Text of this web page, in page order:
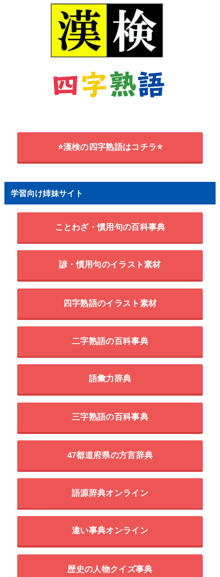
⭐漢検の四字熟語はコチラ⭐
学習向け姉妹サイト
ことわざ・慣用句の百科事典
諺・慣用句のイラスト素材
四字熟語のイラスト素材
二字熟語の百科事典
語彙力辞典
三字熟語の百科事典
47都道府県の方言辞典
語源辞典オンライン
違い事典オンライン
歴史の人物クイズ事典